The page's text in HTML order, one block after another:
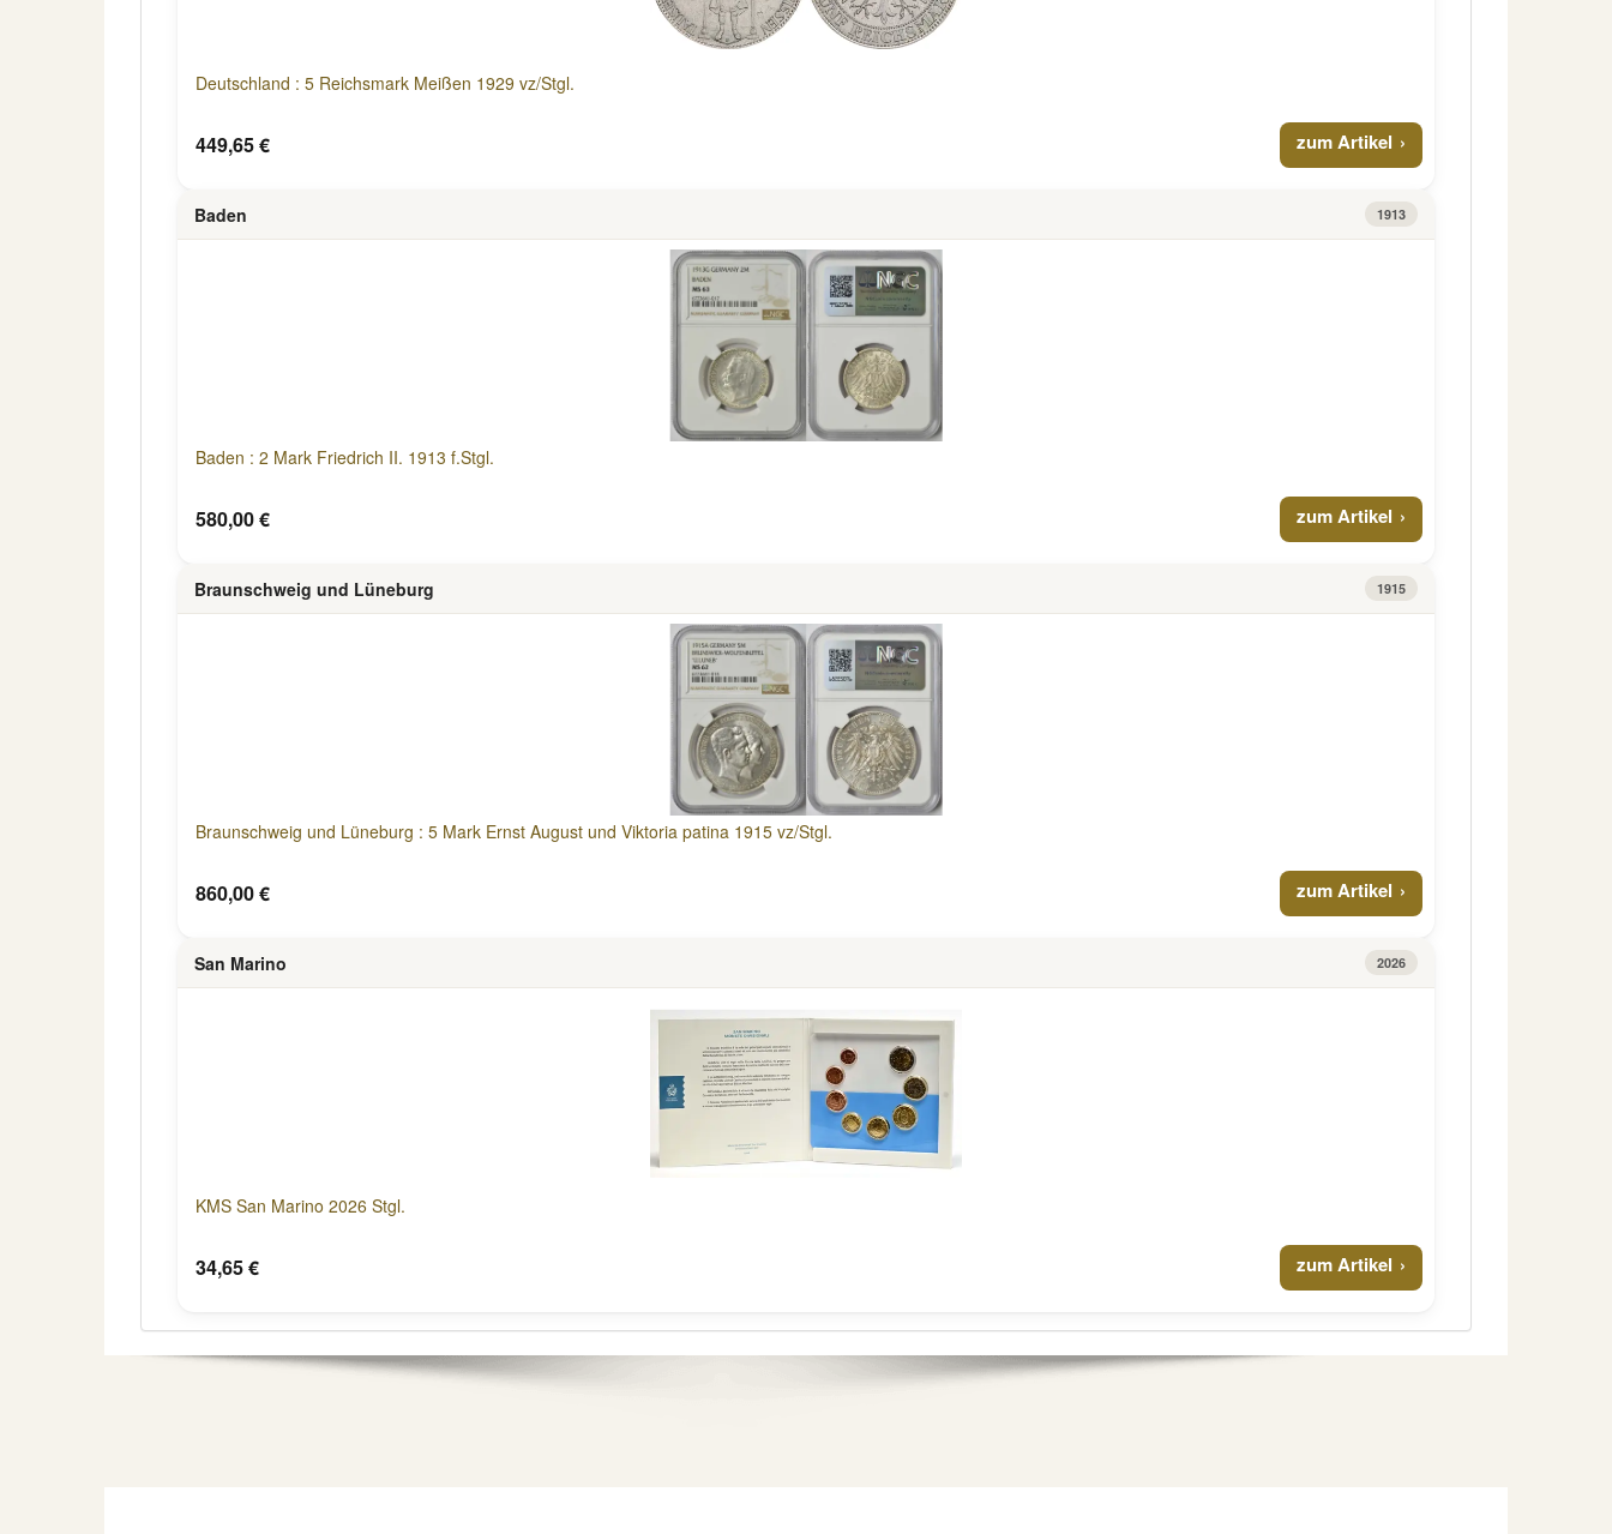
Deutschland : 5 Reichsmark Meißen 1929 vz/Stgl.
449,65 € zum Artikel
Baden 1913
Baden : 2 Mark Friedrich II. 1913 f.Stgl.
580,00 € zum Artikel
Braunschweig und Lüneburg 1915
Braunschweig und Lüneburg : 5 Mark Ernst August und Viktoria patina 1915 vz/Stgl.
860,00 € zum Artikel
San Marino 2026
KMS San Marino 2026 Stgl.
34,65 € zum Artikel